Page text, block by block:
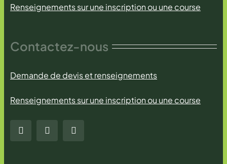
Renseignements sur une inscription ou une course
Contactez-nous
Demande de devis et renseignements
Renseignements sur une inscription ou une course